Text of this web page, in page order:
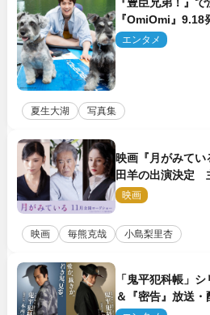
『OmiOmi』9.18
エンタメ
夏生大湖 写真集
映画『月がみて
田羊の出演決定
を演じる
映画
映画 毎熊克哉 小島梨里杏
「鬼平犯科帳」
＆『密告』放送